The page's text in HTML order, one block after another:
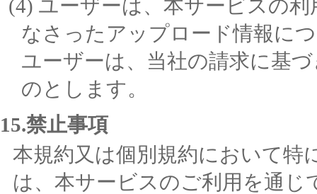
ユーザーは、本サービスの
なさったアップロード情報に
ユーザーは、当社の請求に基
のとします。
15.禁止事項
本規約又は個別規約において特
は、本サービスのご利用を通